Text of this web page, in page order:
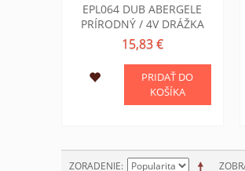
EPL064 DUB ABERGELE
PRÍRODNÝ / 4V DRÁŽKA
15,83 €
PRIDAŤ DO
KOŠÍKA
ZORADENIE